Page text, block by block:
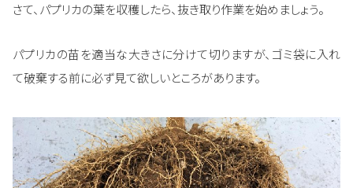
さて、パプリカの葉を収穫したら、抜き取り作業を始めましょう。
パプリカの苗を適当な大きさに分けて切りますが、ゴミ袋に入れ
て破棄する前に必ず見て欲しいところがあります。